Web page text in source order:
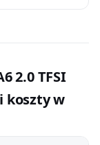
2.0 TFSI
koszty w